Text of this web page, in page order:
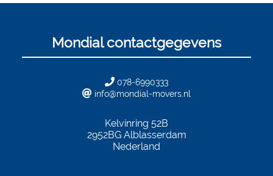
Mondial contactgegevens
078-6990333
info@mondial-movers.nl
Kelvinring 52B
2952BGAlblasserdam
Nederland